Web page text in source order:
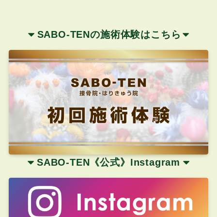
SABO-TENの施術体験はこちら
SABO-TEN《公式》 Instagram